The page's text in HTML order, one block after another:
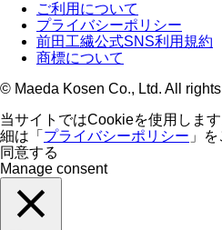
ご利用について
プライバシーポリシー
前田工繊公式SNS利用規約
商標について
© Maeda Kosen Co., Ltd. All
当サイトではCookieを使用しま
細は「 プライバシーポリシー 」
同意する
Manage consent